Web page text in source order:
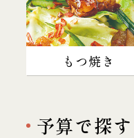
もつ焼き
予算で探す